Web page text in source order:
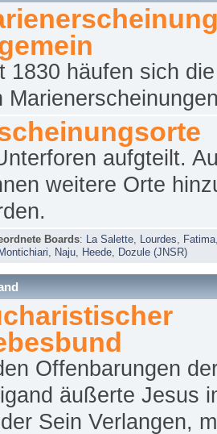
1830 häufen sich
aufgteilt.
weitere Orte
Boards: La Salette Lourdes Fatima
Montichiari Naju Heede Dozule (JNSR)
Offenbarungen
äußerte Jesus
Sein Verlangen,